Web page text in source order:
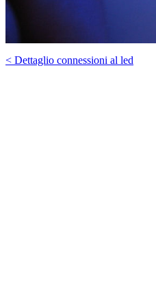
< Dettaglio connessioni al led